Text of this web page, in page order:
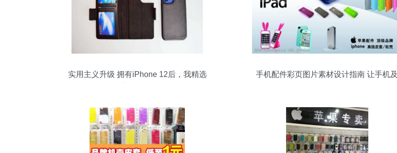
实用主义升级 拥有iPhone 12后，我精选
手机配件彩页图片素材设计指南 让手机及